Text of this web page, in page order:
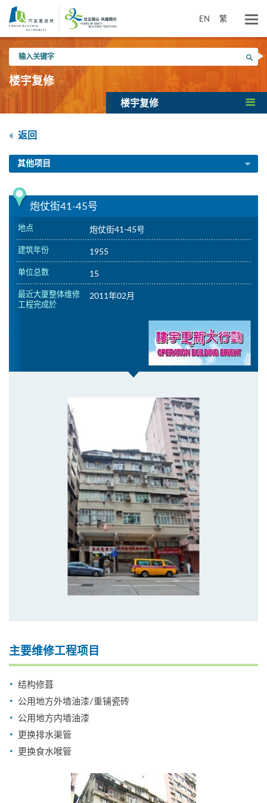
内
EN 繁
入
关
键
搜寻
楼宇复修
楼宇复修
返回
其他项目
炮仗街41-45号
地点 炮仗街41-45号
建筑年份 1955
单位总数 15
最近大厦整体维修
工程完成於
2011年02月
主要维修工程项目
结构修葺
公用地方外墙油漆/重铺瓷砖
公用地方内墙油漆
更换排水渠管
更换食水喉管